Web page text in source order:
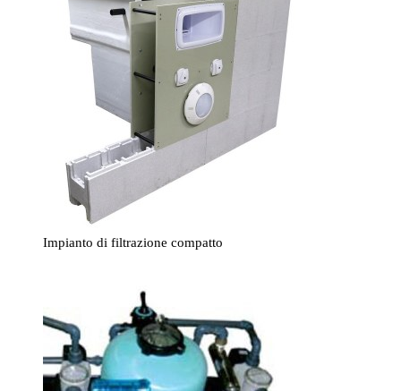
Impianto di filtrazione compatto